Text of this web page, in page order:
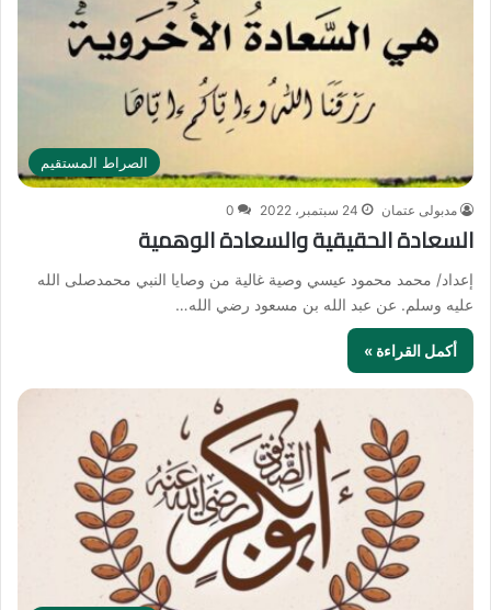
الصراط المستقيم
مدبولى عتمان 24 سبتمبر، 2022 0
السعادة الحقيقية والسعادة الوهمية
إعداد/ محمد محمود عيسي وصية غالية من وصايا النبي محمدصلى الله
عليه وسلم. عن عبد الله بن مسعود رضي الله…
أكمل القراءة »